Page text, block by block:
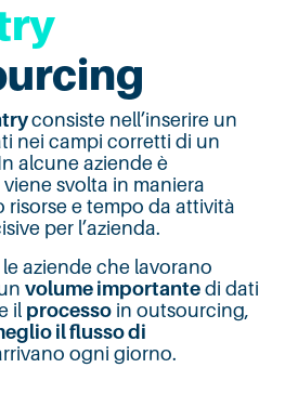
consiste nell’inserire un
nei campi corretti di un
alcune aziende è
svolta in maniera
risorse e tempo da attività
per l’azienda.
aziende che lavorano
volume importante di dati
il processo in outsourcing,
il flusso di
ogni giorno.